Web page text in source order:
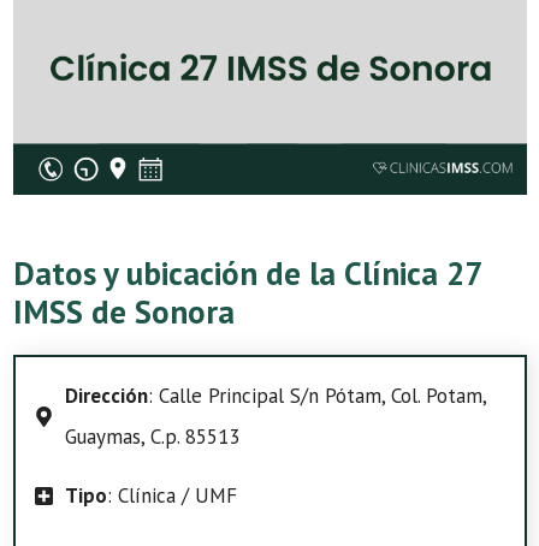
Datos y ubicación de la Clínica 27
IMSS de Sonora
Dirección: Calle Principal S/n Pótam, Col. Potam,
Guaymas, C.p. 85513
Tipo: Clínica / UMF